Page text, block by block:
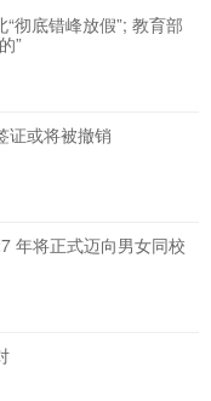
彻底错峰放假”; 教育部
”
证或将被撤销
年将正式迈向男女同校